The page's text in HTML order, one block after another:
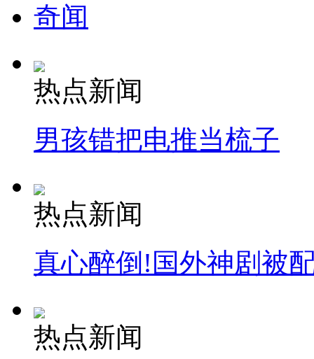
司机酒驾遇交警 急速倒车逃窜
奇闻
热点新闻
男孩错把电推当梳子
热点新闻
真心醉倒!国外神剧被
热点新闻